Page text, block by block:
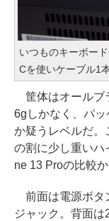
いつものキーボー
Cを使いケーブル1
筐体はオールブ
6gしかなく、パ
か疑うレベルだ。
の割に少し重いハ
ne 13 Proの比較
前面は電源ボタ
ジャック。背面は